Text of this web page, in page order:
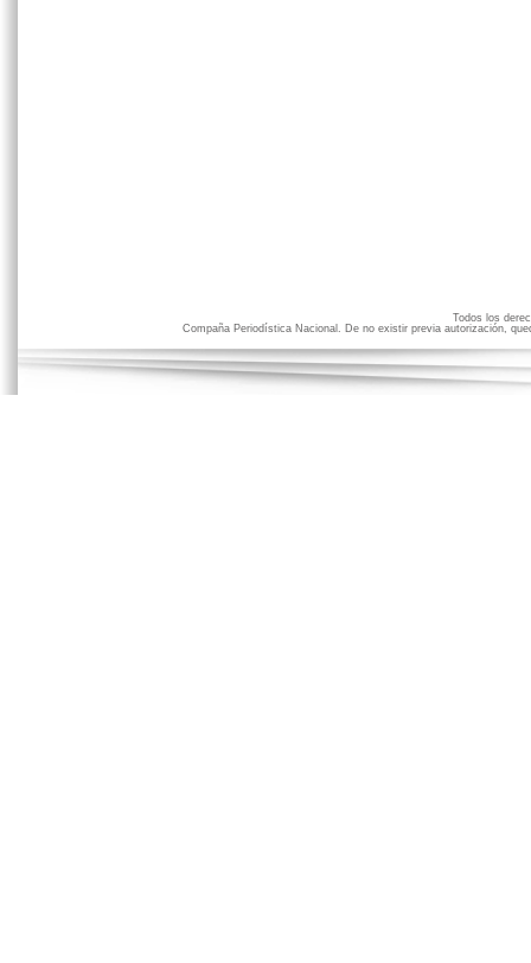
Todos los
Compaña Periodística Nacional. De no existir previa autorización,